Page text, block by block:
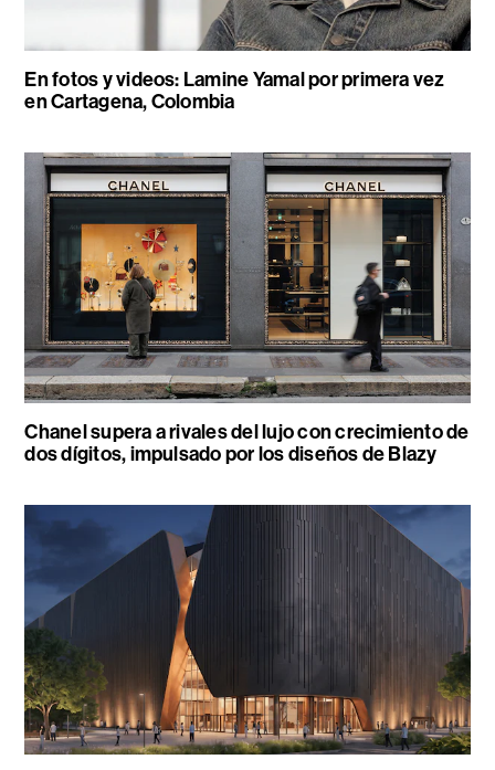
En fotos y videos: Lamine Yamal por primera vez
en Cartagena, Colombia
Chanel supera a rivales del lujo con crecimiento de
dos dígitos, impulsado por los diseños de Blazy